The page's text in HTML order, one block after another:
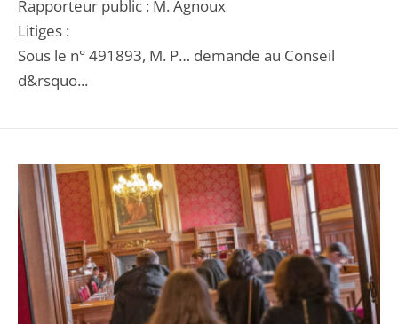
Rapporteur public : M. Agnoux
Litiges :
Sous le n° 491893, M. P… demande au Conseil
d&rsquo...